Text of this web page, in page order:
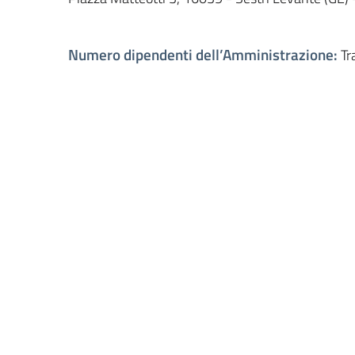
Numero dipendenti dell’Amministrazione: